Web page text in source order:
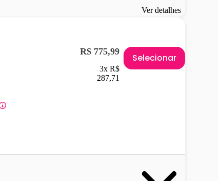
Ver detalhes
R$ 775,99
3x R$
287,71
Selecionar